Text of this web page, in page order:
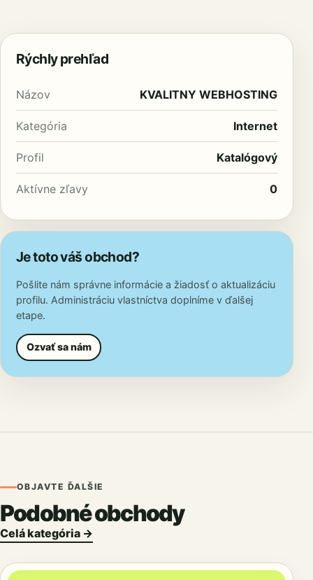
Rýchly prehľad
Názov KVALITNY WEBHOSTING
Kategória Internet
Profil Katalógový
Aktívne zľavy 0
Je toto váš obchod?
Pošlite nám správne informácie a žiadosť o aktualizáciu
profilu. Administráciu vlastníctva doplníme v ďalšej
etape.
Ozvať sa nám
OBJAVTE ĎALŠIE
Podobné obchody
Celá kategória →